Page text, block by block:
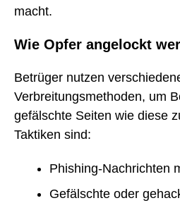
macht.
Wie Opfer angelockt
Betrüger nutzen
Verbreitungsmethoden, um
gefälschte Seiten wie diese
Taktiken sind:
Phishing-Nachrichten
Gefälschte oder